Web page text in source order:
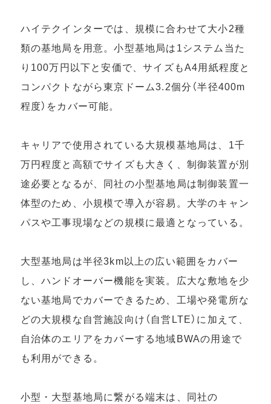
ハイテクインターでは、規模に合わせて大小2種
類の基地局を用意。小型基地局は1システム当た
り100万円以下と安価で、サイズもA4用紙程度と
コンパクトながら東京ドーム3.2個分（半径400m
程度）をカバー可能。
キャリアで使用されている大規模基地局は、1千
万円程度と高額でサイズも大きく、制御装置が別
途必要となるが、同社の小型基地局は制御装置一
体型のため、小規模で導入が容易。大学のキャン
パスや工事現場などの規模に最適となっている。
大型基地局は半径3km以上の広い範囲をカバー
し、ハンドオーバー機能を実装。広大な敷地を少
ない基地局でカバーできるため、工場や発電所な
どの大規模な自営施設向け（自営LTE）に加えて、
自治体のエリアをカバーする地域BWAの用途で
も利用ができる。
小型・大型基地局に繋がる端末は、同社の